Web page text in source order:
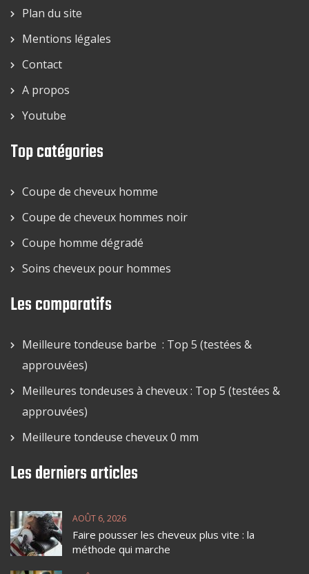
Plan du site
Mentions légales
Contact
A propos
Youtube
Top catégories
Coupe de cheveux homme
Coupe de cheveux hommes noir
Coupe homme dégradé
Soins cheveux pour hommes
Les comparatifs
Meilleure tondeuse barbe : Top 5 (testées &
approuvées)
Meilleures tondeuses à cheveux : Top 5 (testées &
approuvées)
Meilleure tondeuse cheveux 0 mm
Les derniers articles
AOÛT 6, 2026
Faire pousser les cheveux plus vite : la
méthode qui marche